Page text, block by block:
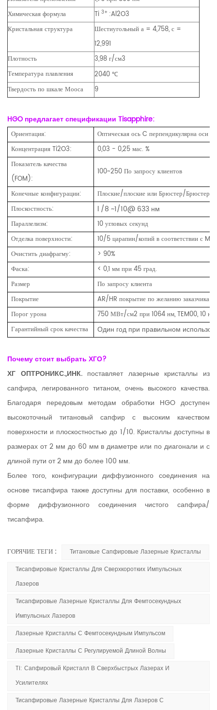
Химическая формула
Ti 3+ :Al2O3
Кристальная структура
Шестиугольный а = 4,758, с =
12,991
Плотность
3,98 г/см3
Температура плавления
2040 ℃
Твердость по шкале Мооса 9
HGO предлагает спецификации Tisapphire:
Ориентация:
Оптическая ось C перпендикулярна оси
Концентрация Ti2O3:
0,03 - 0,25 мас. %
Показатель качества
(FOM):
100~250 По запросу клиентов
Конечные конфигурации:
Плоские/плоские или Брюстер/Брюстер
Плоскостность:
l /8 ~1/10@ 633 нм
Параллелизм:
10 угловых секунд
Отделка поверхности:
10/5 царапин/копий в соответствии с
Очистить диафрагму:
> 90%
Фаска:
< 0,1 мм при 45 град.
Размер
По запросу клиента
Покрытие
AR/HR покрытие по желанию заказчика
Порог урона
750 МВт/см2 при 1064 нм, TEM00, 10 нс,
Гарантийный срок качества
Один год при правильном
Почему стоит выбрать ХГО?
ХГ ОПТРОНИКС.,ИНК. поставляет лазерные кристаллы из
сапфира, легированного титаном, очень высокого качества.
Благодаря передовым методам обработки HGO доступен
высокоточный титановый сапфир с высоким качеством
поверхности и плоскостностью до 1/10. Кристаллы доступны в
размерах от 2 мм до 60 мм в диаметре или по диагонали и с
длиной пути от 2 мм до более 100 мм.
Более того, конфигурации диффузионного соединения на
основе тисапфира также доступны для поставки, особенно в
форме диффузионного соединения чистого сапфира/
тисапфира.
ГОРЯЧИЕ ТЕГИ :
Титановые Сапфировые Лазерные Кристаллы
Тисапфировые Кристаллы Для Сверхкоротких Импульсных
Лазеров
Тисапфировые Лазерные Кристаллы Для Фемтосекундных
Импульсных Лазеров
Лазерные Кристаллы С Фемтосекундным Импульсом
Лазерные Кристаллы С Регулируемой Длиной Волны
Ti: Сапфировый Кристалл В Сверхбыстрых Лазерах И
Усилителях
Тисапфировые Лазерные Кристаллы Для Лазеров С